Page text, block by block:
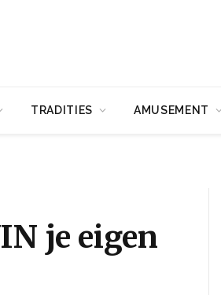
TRADITIES AMUSEMENT
je eigen